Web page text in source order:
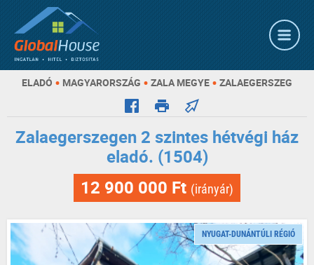
ELADÓ • MAGYARORSZÁG • ZALA MEGYE • ZALAEGERSZEG
Zalaegerszegen 2 szintes hétvégi ház
eladó. (1504)
12 900 000 Ft (irányár)
NYUGAT-DUNÁNTÚLI RÉGIÓ